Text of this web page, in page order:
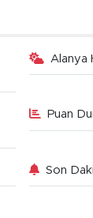
Alanya
Puan
Son